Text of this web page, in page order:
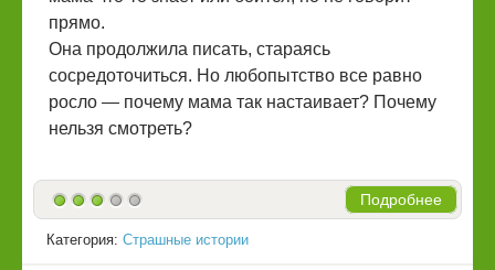
прямо.
Она продолжила писать, стараясь
сосредоточиться. Но любопытство все равно
росло — почему мама так настаивает? Почему
нельзя смотреть?
Подробнее
Категория: Страшные истории